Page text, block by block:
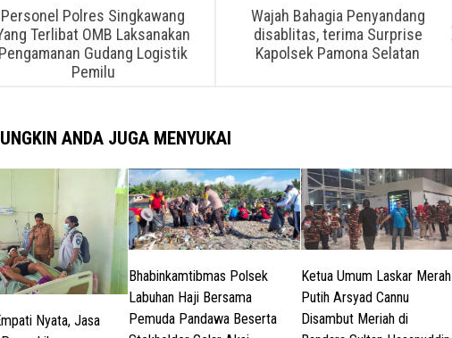
Wajah Bahagia Penyandang
disablitas, terima Surprise
Kapolsek Pamona Selatan
Personel Polres Singkawang
Terlibat OMB Laksanakan
Pengamanan Gudang Logistik
Pemilu
ANDA JUGA MENYUKAI
Nyata, Jasa
Bhabinkamtibmas Polsek
Labuhan Haji Bersama
Pemuda Pandawa Beserta
Ketua Umum Laskar Merah
Putih Arsyad Cannu
Disambut Meriah di